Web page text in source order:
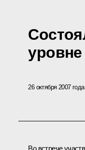
26 октября 2007 года